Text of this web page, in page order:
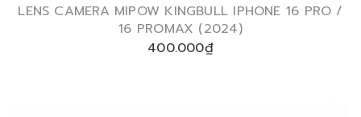
LENS CAMERA MIPOW KINGBULL IPHONE 16 PRO /
16 PROMAX (2024)
400.000₫